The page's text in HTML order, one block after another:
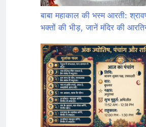
बाबा महाकाल की भस्म आरती:
भक्तों की भीड़, जानें मंदिर की